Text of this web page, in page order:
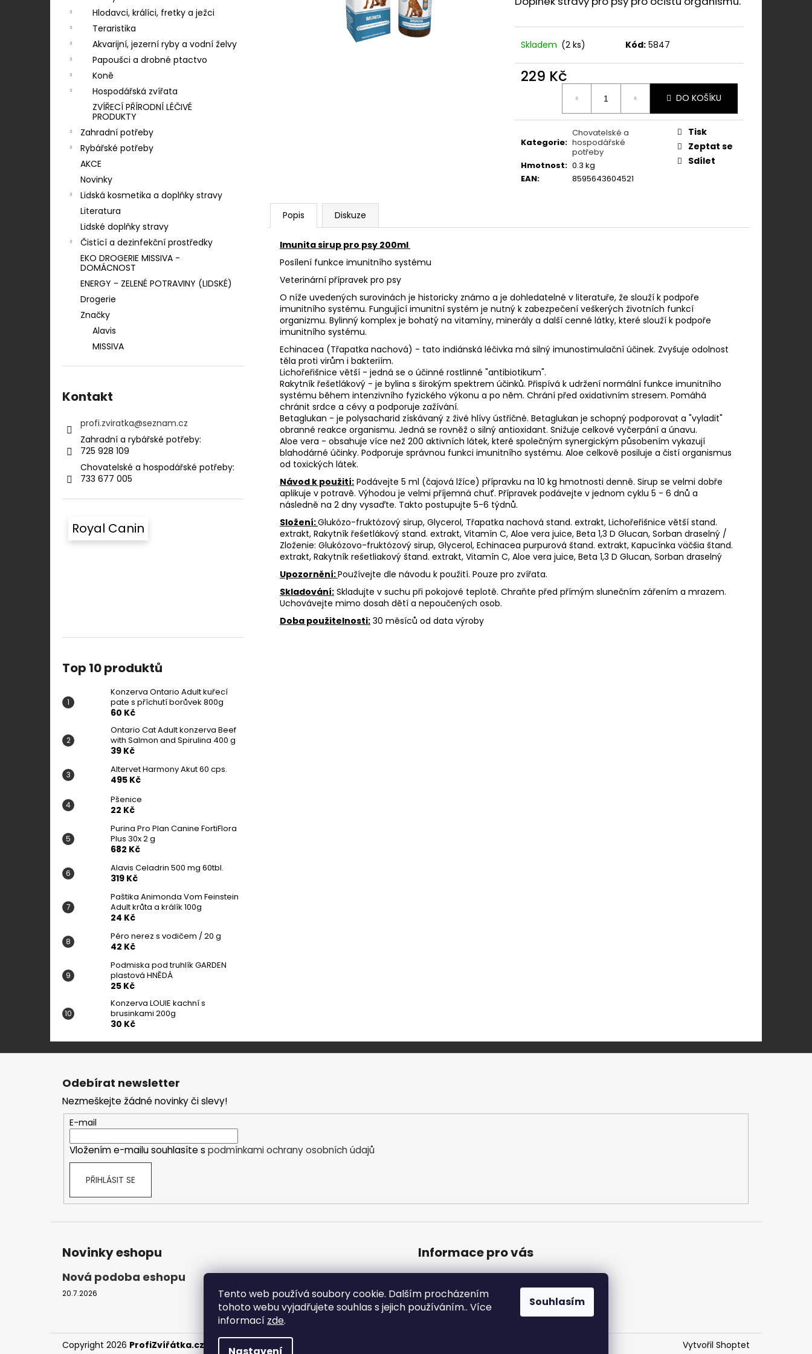
Tento web používá soubory cookie. Dalším procházením
tohoto webu vyjadřujete souhlas s jejich používáním.. Více
informací zde.
Souhlasím
Hlodavci, králíci, fretky a ježci
Teraristika
Akvarijní, jezerní ryby a vodní želvy
Papoušci a drobné ptactvo
Koně
Hospodářská zvířata
ZVÍŘECÍ PŘÍRODNÍ LÉČIVÉ
PRODUKTY
Zahradní potřeby
Rybářské potřeby
AKCE
Novinky
Lidská kosmetika a doplňky stravy
Literatura
Lidské doplňky stravy
Čistící a dezinfekční prostředky
EKO DROGERIE MISSIVA -
DOMÁCNOST
ENERGY - ZELENÉ POTRAVINY (LIDSKÉ)
Drogerie
Značky
Alavis
MISSIVA
Kontakt
profi.zviratka@seznam.cz
Zahradní a rybářské potřeby:⠀⠀⠀⠀⠀⠀⠀
725 928 109​​
Chovatelské a hospodářské potřeby:​​⠀
733 677 005
Royal Canin
Top 10 produktů
Konzerva Ontario Adult kuřecí
pate s příchutí borůvek 800g
60 Kč
Ontario Cat Adult konzerva Beef
with Salmon and Spirulina 400 g
39 Kč
Altervet Harmony Akut 60 cps.
495 Kč
Pšenice
22 Kč
Purina Pro Plan Canine FortiFlora
Plus 30x 2 g
682 Kč
Alavis Celadrin 500 mg 60tbl.
319 Kč
Paštika Animonda Vom Feinstein
Adult krůta a králík 100g
24 Kč
Péro nerez s vodičem / 20 g
42 Kč
Podmiska pod truhlík GARDEN
plastová HNĚDÁ
25 Kč
Konzerva LOUIE kachní s
brusinkami 200g
30 Kč
Skladem (2 ks) Kód: 5847
229 Kč
DO KOŠÍKU
Kategorie:
Chovatelské a
hospodářské
potřeby
Hmotnost: 0.3 kg
EAN: 8595643604521
Tisk
Zeptat se
Sdílet
Popis Diskuze
Imunita sirup pro psy 200ml
Posílení funkce imunitního systému
Veterinární přípravek pro psy
O níže uvedených surovinách je historicky známo a je dohledatelné v literatuře, že slouží k podpoře
imunitního systému. Fungující imunitní systém je nutný k zabezpečení veškerých životních funkcí
organizmu. Bylinný komplex je bohatý na vitamíny, minerály a další cenné látky, které slouží k podpoře
imunitního systému.
Echinacea (Třapatka nachová) - tato indiánská léčivka má silný imunostimulační účinek. Zvyšuje odolnost
těla proti virům i bakteriím.
Lichořeřišnice větší - jedná se o účinné rostlinné "antibiotikum".
Rakytník řešetlákový - je bylina s širokým spektrem účinků. Přispívá k udržení normální funkce imunitního
systému během intenzivního fyzického výkonu a po něm. Chrání před oxidativním stresem. Pomáhá
chránit srdce a cévy a podporuje zažívání.
Betaglukan - je polysacharid získávaný z živé hlívy ústřičné. Betaglukan je schopný podporovat a "vyladit"
obranné reakce organismu. Jedná se rovněž o silný antioxidant. Snižuje celkové vyčerpání a únavu.
Aloe vera - obsahuje více než 200 aktivních látek, které společným synergickým působením vykazují
blahodárné účinky. Podporuje správnou funkci imunitního systému. Aloe celkově posiluje a čistí organismus
od toxických látek.
Návod k použití: Podávejte 5 ml (čajová lžíce) přípravku na 10 kg hmotnosti denně. Sirup se velmi dobře
aplikuje v potravě. Výhodou je velmi příjemná chuť. Přípravek podávejte v jednom cyklu 5 - 6 dnů a
následně na 2 dny vysaďte. Takto postupujte 5-6 týdnů.
Složení:Glukózo-fruktózový sirup, Glycerol, Třapatka nachová stand. extrakt, Lichořeřišnice větší stand.
extrakt, Rakytník řešetlákový stand. extrakt, Vitamín C, Aloe vera juice, Beta 1,3 D Glucan, Sorban draselný /
Zloženie: Glukózovo-fruktózový sirup, Glycerol, Echinacea purpurová štand. extrakt, Kapucínka väčšia štand.
extrakt, Rakytník rešetliakový štand. extrakt, Vitamín C, Aloe vera juice, Beta 1,3 D Glucan, Sorban draselný
Upozornění:Používejte dle návodu k použití. Pouze pro zvířata.
Skladování: Skladujte v suchu při pokojové teplotě. Chraňte před přímým slunečním zářením a mrazem.
Uchovávejte mimo dosah dětí a nepoučených osob.
Doba použitelnosti: 30 měsíců od data výroby
KONZERVA ONTARIO ADULT KUŘECÍ
PATE S PŘÍCHUTÍ BORŮVEK 800G
60 Kč
ONTARIO CAT ADULT KONZERVA BEEF
WITH SALMON AND SPIRULINA 400 G
ALTERVET HARMONY AKUT 60 CPS.
Z
Odebírat newsletter
Nezmeškejte žádné novinky či slevy!
E-mail
Vložením e-mailu souhlasíte s podmínkami ochrany osobních údajů
PŘIHLÁSIT SE
Novinky eshopu
Nová podoba eshopu
20.7.2026
Informace pro vás
Podmínky ochrany osobních údajů
Moje objednávka
Vytvořil Shoptet
Copyright 2026 ProfiZvířátka.cz . Všechna práva vyhrazena.